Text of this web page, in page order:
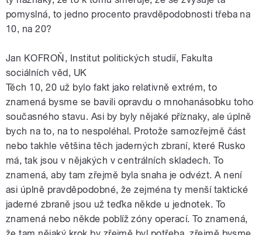
pomyslná, to jedno procento pravděpodobnosti třeba na
10, na 20?
Jan KOFROŇ, Institut politických studií, Fakulta
sociálních věd, UK
Těch 10, 20 už bylo fakt jako relativně extrém, to
znamená bysme se bavili opravdu o mnohanásobku toho
současného stavu. Asi by byly nějaké příznaky, ale úplně
bych na to, na to nespoléhal. Protože samozřejmě část
nebo takhle většina těch jaderných zbraní, které Rusko
má, tak jsou v nějakých v centrálních skladech. To
znamená, aby tam zřejmě byla snaha je odvézt. A není
asi úplně pravděpodobné, že zejména ty menší taktické
jaderné zbraně jsou už teďka někde u jednotek. To
znamená nebo někde poblíž zóny operací. To znamená,